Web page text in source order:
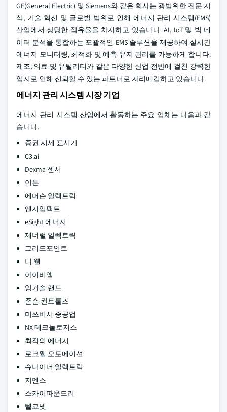
GE(General Electric) 및 Siemens와 같은 회사는 광범위한 전문 지
식, 기술 혁신 및 글로벌 범위로 인해 에너지 관리 시스템(EMS)
산업에서 상당한 점유율을 차지하고 있습니다. AI, IoT 및 빅 데
이터 분석을 통합하는 포괄적인 EMS 솔루션을 제공하여 실시간
에너지 모니터링, 최적화 및 예측 유지 관리를 가능하게 합니다.
제조, 의료 및 유틸리티와 같은 다양한 산업 전반에 걸친 강력한
입지로 인해 신뢰할 수 있는 파트너로 자리매김하고 있습니다.
에너지 관리 시스템 시장 기업
에너지 관리 시스템 산업에서 활동하는 주요 업체는 다음과 같
습니다.
증권 시세 표시기
C3.ai
Dexma 센서
이튼
에머슨 일렉트릭
엔지임팩트
eSight 에너지
제너럴 일렉트릭
그리드포인트
니 웰
아이비엠
잉거솔 랜드
존슨 컨트롤즈
미쓰비시 중공업
NX 테크놀로지스
최적의 에너지
로크웰 오토메이션
슈나이더 일렉트릭
지멘스
스카이파운드리
텔코넷